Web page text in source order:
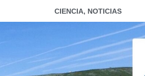
CIENCIA, NOTICIAS